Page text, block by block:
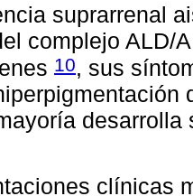
suprarrenal
complejo ALD/
10, sus
clínicas